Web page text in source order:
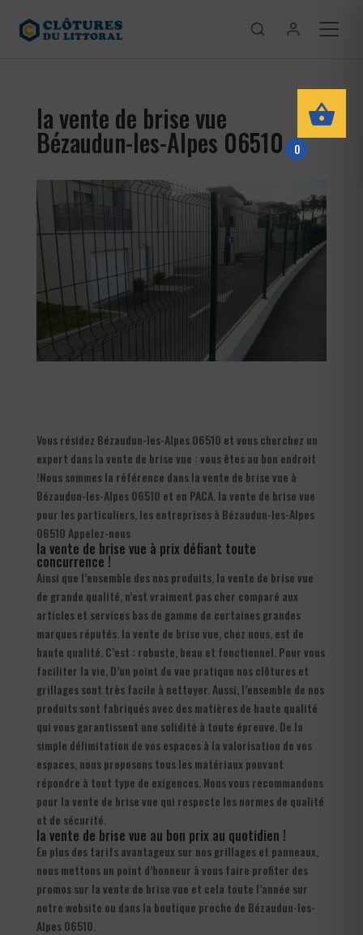
la vente de brise vue
Bézaudun-les-Alpes 06510
Vous résidez Bézaudun-les-Alpes 06510 et vous cherchez un
expert dans la vente de brise vue : vous êtes au bon endroit
!Nous sommes la référence dans la vente de brise vue à
Bézaudun-les-Alpes 06510 et en PACA. la vente de brise vue
pour les particuliers, les entreprises à Bézaudun-les-Alpes
06510 Appelez-nous
la vente de brise vue à prix défiant toute
concurrence !
Ainsi que l’ensemble des nos produits, la vente de brise vue
de grande qualité, n’est vraiment pas cher comparé aux
articles et services bas de gamme de certaines grandes
marques réputés. la vente de brise vue, chez nous, est de
haute qualité. C’est : robuste, beau et fonctionnel. Pour vous
faciliter la vie, D’un point de vue pratique nos clôtures et
grillages sont très facile à nettoyer. Aussi, l’ensemble de nos
produits sont fabriqués avec des matières de haute qualité
qui vous garantissent une solidité à toute épreuve. De la
simple délimitation de vos espaces à la valorisation de vos
espaces, nous proposons tous les matériaux pouvant
répondre à tout type de exigences. Nous vous recommandons
pour la vente de brise vue qui respecte les normes de qualité
et de sécurité.
la vente de brise vue au bon prix au quotidien !
En plus des tarifs avantageux sur nos grillages et panneaux,
nous mettons un point d’honneur à vous faire profiter des
promos sur la vente de brise vue et cela toute l’année sur
notre website ou dans la boutique proche de Bézaudun-les-
Alpes 06510.
0